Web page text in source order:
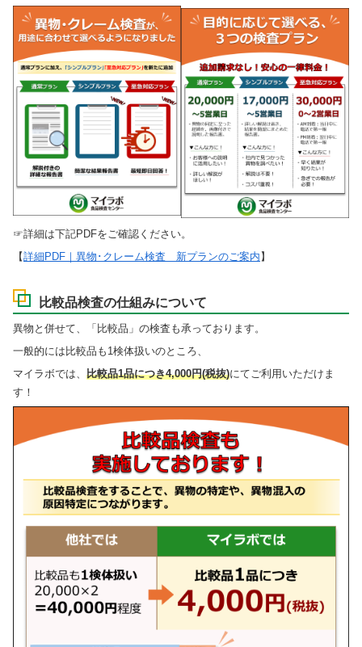
☞詳細は下記PDFをご確認ください。
【詳細PDF｜異物･クレーム検査 新プランのご案内】
比較品検査の仕組みについて
異物と併せて、「比較品」の検査も承っております。
一般的には比較品も1検体扱いのところ、
マイラボでは、 比較品1品につき4,000円(税抜)にてご利用いただけま
す！